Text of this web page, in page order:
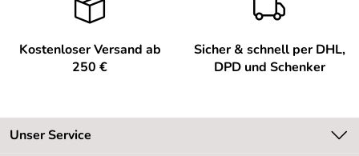
Kostenloser Versand ab
250 €
Sicher & schnell per DHL,
DPD und Schenker
Unser Service